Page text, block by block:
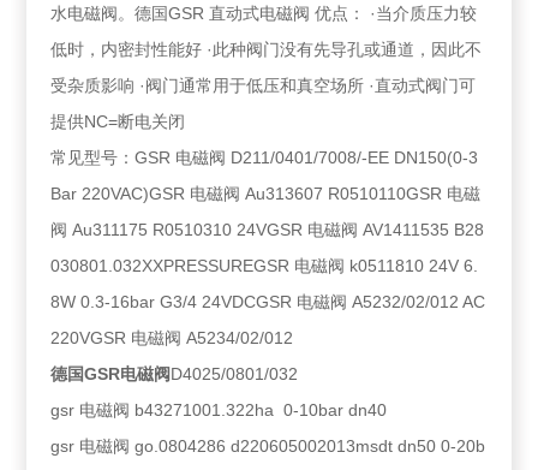
水电磁阀。德国GSR 直动式电磁阀 优点： ·当介质压力较
低时，内密封性能好 ·此种阀门没有先导孔或通道，因此不
受杂质影响 ·阀门通常用于低压和真空场所 ·直动式阀门可
提供NC=断电关闭
常见型号：GSR 电磁阀 D211/0401/7008/-EE DN150(0-3
Bar 220VAC)GSR 电磁阀 Au313607 R0510110GSR 电磁
阀 Au311175 R0510310 24VGSR 电磁阀 AV1411535 B28
030801.032XXPRESSUREGSR 电磁阀 k0511810 24V 6.
8W 0.3-16bar G3/4 24VDCGSR 电磁阀 A5232/02/012 AC
220VGSR 电磁阀 A5234/02/012
德国GSR电磁阀D4025/0801/032
gsr 电磁阀 b43271001.322ha 0-10bar dn40
gsr 电磁阀 go.0804286 d220605002013msdt dn50 0-20b